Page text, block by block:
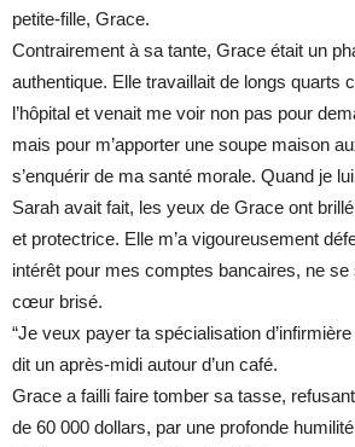
petite-fille, Grace.
Contrairement à sa tante, Grace était un
authentique. Elle travaillait de longs quarts
l’hôpital et venait me voir non pas pour
mais pour m’apporter une soupe maison
s’enquérir de ma santé morale. Quand je
Sarah avait fait, les yeux de Grace ont
et protectrice. Elle m’a vigoureusement
intérêt pour mes comptes bancaires, ne
cœur brisé.
“Je veux payer ta spécialisation
dit un après-midi autour d’un café.
Grace a failli faire tomber sa tasse,
de 60 000 dollars, par une profonde